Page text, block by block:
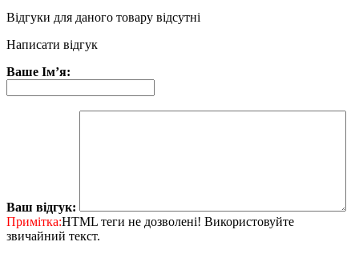
Відгуки для даного товару відсутні
Написати відгук
Ваше Ім’я:
Ваш відгук:
Примітка:HTML теги не дозволені! Використовуйте
звичайний текст.